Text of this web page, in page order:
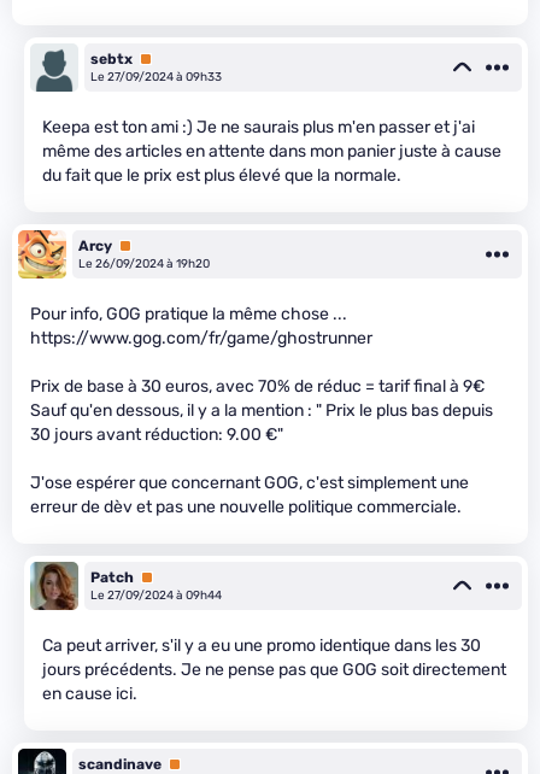
sebtx Premium
Le 27/09/2024 à 09h33
Keepa est ton ami :) Je ne saurais plus m'en passer et j'ai
même des articles en attente dans mon panier juste à cause
du fait que le prix est plus élevé que la normale.
Arcy Premium
Le 26/09/2024 à 19h20
Pour info, GOG pratique la même chose ...
https://www.gog.com/fr/game/ghostrunner
Prix de base à 30 euros, avec 70% de réduc = tarif final à 9€
Sauf qu'en dessous, il y a la mention : " Prix ​​le plus bas depuis
30 jours avant réduction: 9.00 €"
J'ose espérer que concernant GOG, c'est simplement une
erreur de dèv et pas une nouvelle politique commerciale.
Patch Premium
Le 27/09/2024 à 09h44
Ca peut arriver, s'il y a eu une promo identique dans les 30
jours précédents. Je ne pense pas que GOG soit directement
en cause ici.
scandinave Premium